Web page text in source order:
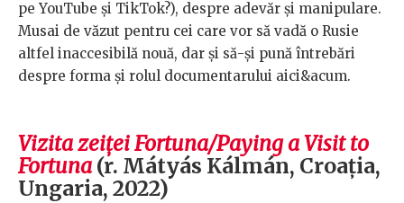
pe YouTube și TikTok?), despre adevăr și manipulare.
Musai de văzut pentru cei care vor să vadă o Rusie
altfel inaccesibilă nouă, dar și să-și pună întrebări
despre forma și rolul documentarului aici&acum.
Vizita zeiței Fortuna/Paying a Visit to
Fortuna (r. Mátyás Kálmán, Croația,
Ungaria, 2022)